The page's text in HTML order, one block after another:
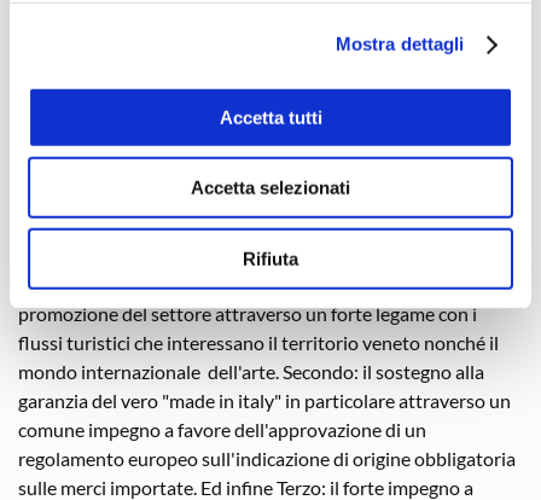
ns. Cookie Policy.
Mostra dettagli
Accetta tutti
Accetta selezionati
Rifiuta
terreno circa 400 aziende. Un "patrimonio" di conoscenza ed
avrebbe demotivato chiunque ma non gli imprenditori
artigiani, pronti una volta ancora a rimettersi in gioco
siglando un Contratto regionale che è quasi un miracolo"."Un
contratto – prosegue Crestani – reso possibile
dall'inserimento nel testo di un forte coinvolgimento delle
organizzazioni sindacali su tre azioni che possono risultare
determinanti per la nostra sopravvivenza. Primo: la
promozione del settore attraverso un forte legame con i
flussi turistici che interessano il territorio veneto nonché il
mondo internazionale dell'arte. Secondo: il sostegno alla
garanzia del vero "made in italy" in particolare attraverso un
comune impegno a favore dell'approvazione di un
regolamento europeo sull'indicazione di origine obbligatoria
sulle merci importate. Ed infine Terzo: il forte impegno a